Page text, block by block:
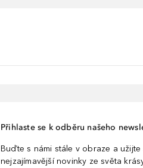
Přihlaste se k odběru našeho
Buďte s námi stále v obraze a
nejzajímavější novinky ze světa